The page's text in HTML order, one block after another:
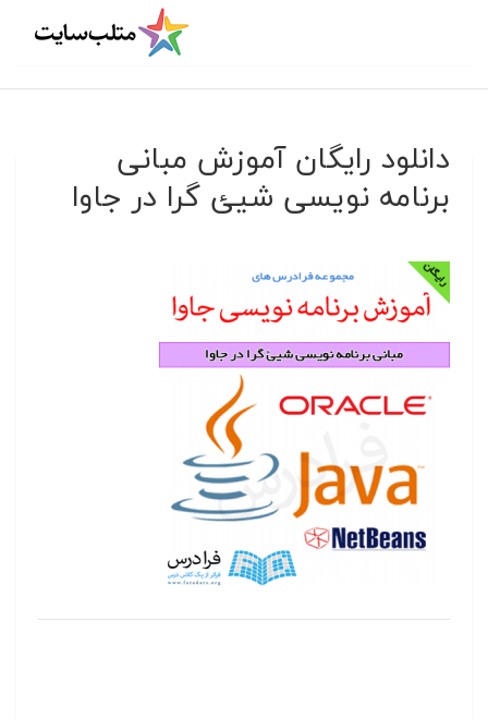
دانلود رایگان آموزش مبانی
برنامه نویسی شیئ گرا در جاوا